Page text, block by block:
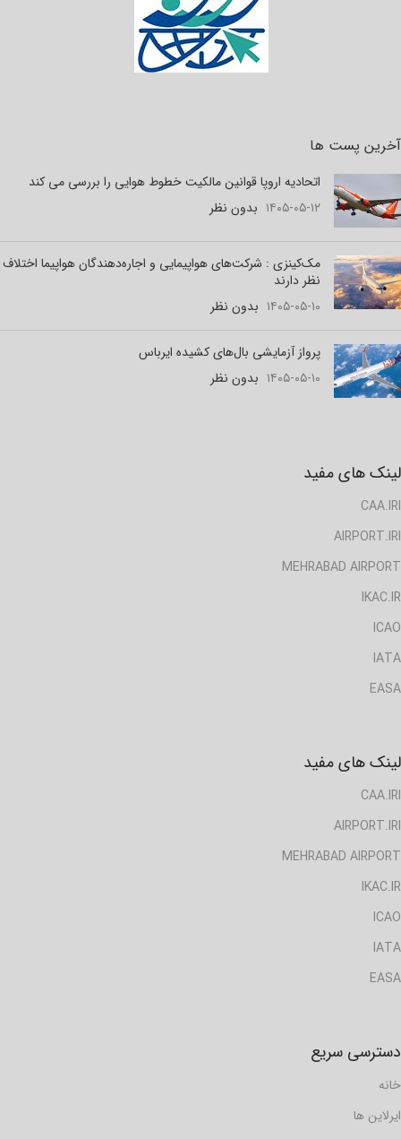
آخرین پست ها
اتحادیه اروپا قوانین مالکیت خطوط هوایی را بررسی می کند
۱۴۰۵-۰۵-۱۲ بدون نظر
مک‌کینزی : شرکت‌های هواپیمایی و اجاره‌دهندگان هواپیما اختلاف
نظر دارند
۱۴۰۵-۰۵-۱۰ بدون نظر
پرواز آزمایشی بال‌های کشیده ایرباس
۱۴۰۵-۰۵-۱۰ بدون نظر
لینک های مفید
CAA.IRI
AIRPORT.IRI
MEHRABAD AIRPORT
IKAC.IR
ICAO
IATA
EASA
لینک های مفید
CAA.IRI
AIRPORT.IRI
MEHRABAD AIRPORT
IKAC.IR
ICAO
IATA
EASA
دسترسی سریع
خانه
ایرلاین ها